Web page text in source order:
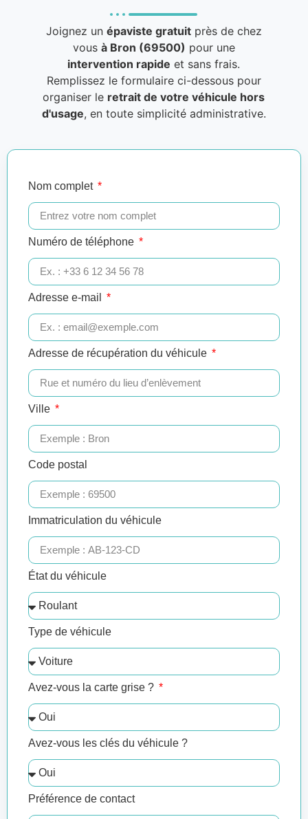
Joignez un épaviste gratuitprès de chez
vous à Bron (69500) pour une
intervention rapide et sans frais.
Remplissez le formulaire ci-dessous pour
organiser le retrait de votre véhicule hors
d'usage, en toute simplicité administrative.
Nom complet
Numéro de téléphone
Adresse e-mail
Adresse de récupération du véhicule
Ville
Code postal
Immatriculation du véhicule
État du véhicule
Type de véhicule
Avez-vous la carte grise ?
Avez-vous les clés du véhicule ?
Préférence de contact